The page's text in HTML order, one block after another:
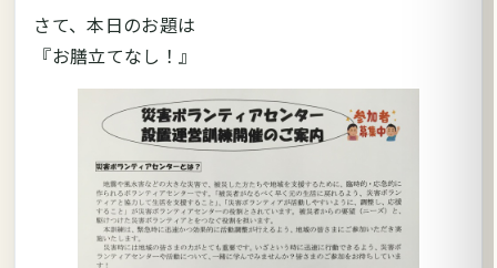
さて、本日のお題は
『お膳立てなし！』